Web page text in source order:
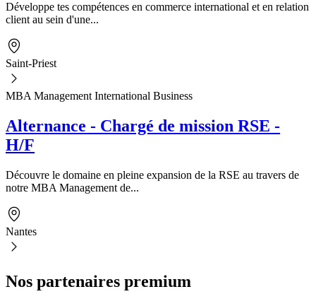
Développe tes compétences en commerce international et en relation
client au sein d'une...
Saint-Priest
MBA Management International Business
Alternance - Chargé de mission RSE -
H/F
Découvre le domaine en pleine expansion de la RSE au travers de
notre MBA Management de...
Nantes
Nos partenaires premium